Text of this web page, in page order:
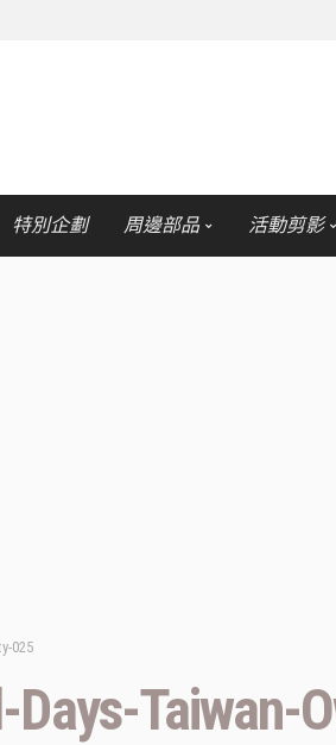
特別企劃 周邊部品 活動剪影
025
Taiwan-